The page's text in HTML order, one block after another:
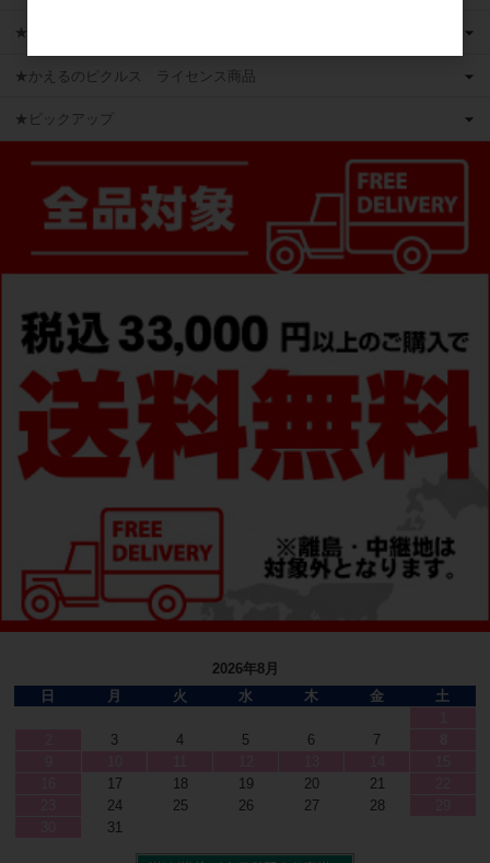
★新商品
★かえるのピクルス ライセンス商品
★ピックアップ
2026年8月
日
月 火 水 木 金
土
3 4 5 6 7
17 18 19 20 21
24 25 26 27 28
31